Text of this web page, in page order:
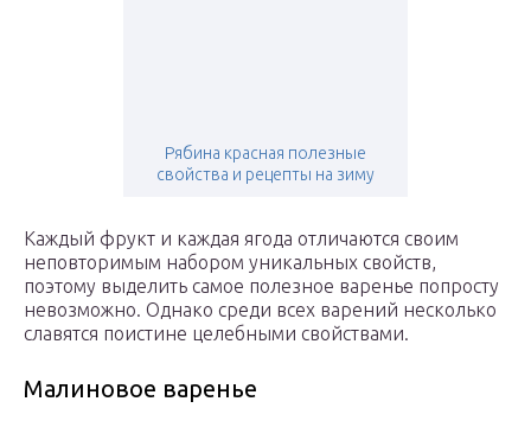
Рябина красная полезные
свойства и рецепты на зиму
Каждый фрукт и каждая ягода отличаются своим
неповторимым набором уникальных свойств,
поэтому выделить самое полезное варенье попросту
невозможно. Однако среди всех варений несколько
славятся поистине целебными свойствами.
Малиновое варенье